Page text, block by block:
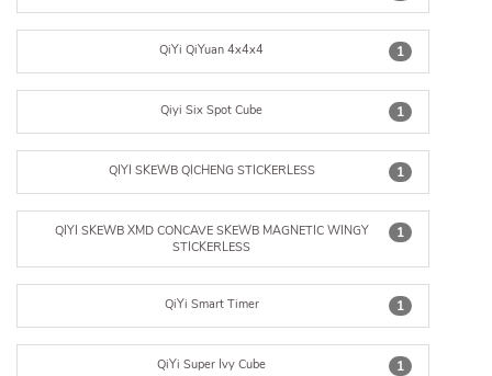
1
QiYi QiYuan 4x4x4
1
Qiyi Six Spot Cube
1
QIYI SKEWB QICHENG STICKERLESS
1
QIYI SKEWB XMD CONCAVE SKEWB MAGNETIC WINGY
STICKERLESS
1
QiYi Smart Timer
1
QiYi Super Ivy Cube